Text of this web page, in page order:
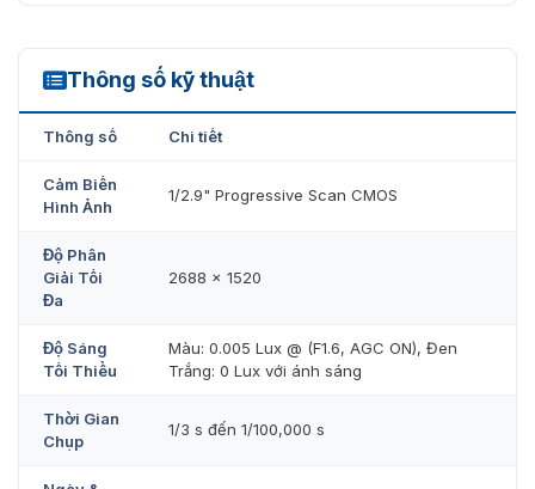
Thông số kỹ thuật
DS-2CD2T43G2-2LI(2U)/4LI(2U)
Thông số Chi tiết
Cảm Biến
Hình Ảnh
1/2.9" Progressive Scan CMOS
Độ Phân
Giải Tối
Đa
2688 × 1520
Độ Sáng
Tối Thiểu
Màu: 0.005 Lux @ (F1.6, AGC ON), Đen
Trắng: 0 Lux với ánh sáng
Thời Gian
Chụp
1/3 s đến 1/100,000 s